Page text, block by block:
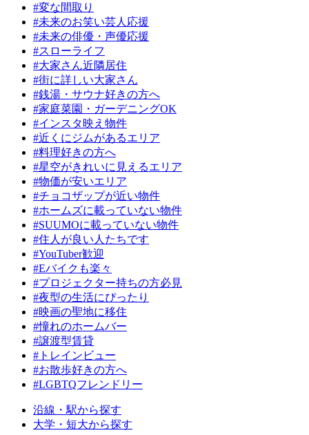
#変な間取り
#未来のお笑い芸人応援
#未来の俳優・声優応援
#スローライフ
#大家さん近隣居住
#街に詳しい大家さん
#銭湯・サウナ好きの方へ
#家庭菜園・ガーデニングOK
#インスタ映え物件
#近くにジムがあるエリア
#料理好きの方へ
#星空がきれいに見えるエリア
#物価が安いエリア
#チョコザップが近い物件
#ホームズに載っていない物件
#SUUMOに載っていない物件
#住人が良い人たちです
#YouTuber歓迎
#Eバイクも楽々
#プロジェクター持ちの方必見
#夜型の生活にぴったり
#映画の聖地に移住
#憧れのホームバー
#譲渡型賃貸
#トレインビュー
#お散歩好きの方へ
#LGBTQフレンドリー
沿線・駅から探す
大学・短大から探す